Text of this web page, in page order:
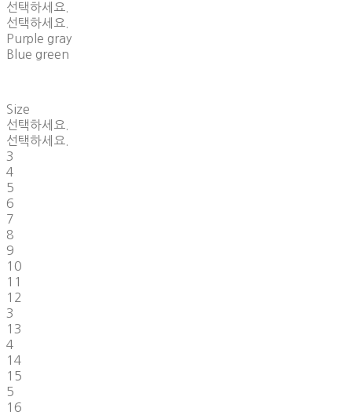
선택하세요.
선택하세요.
Purple gray
Blue green
Size
선택하세요.
선택하세요.
3
4
5
6
7
8
9
10
11
12
3
13
4
14
15
5
16